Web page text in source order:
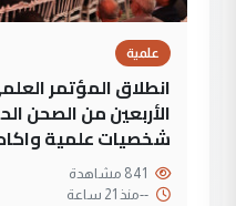
علمية
انطلاق المؤتمر
الأربعين من الصحن
شخصيات علمية
--منذ 21 ساعة